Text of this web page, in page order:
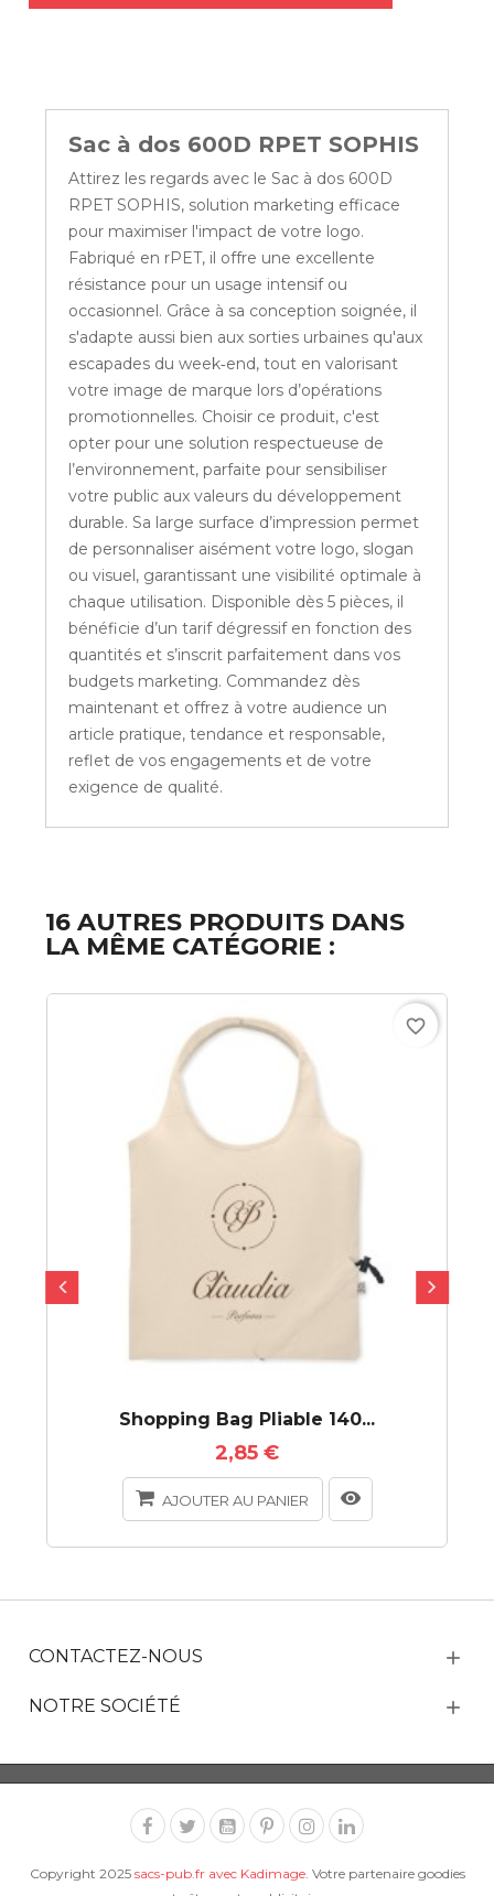
Sac à dos 600D RPET SOPHIS
Attirez les regards avec le Sac à dos 600D
RPET SOPHIS, solution marketing efficace
pour maximiser l'impact de votre logo.
Fabriqué en rPET, il offre une excellente
résistance pour un usage intensif ou
occasionnel. Grâce à sa conception soignée, il
s'adapte aussi bien aux sorties urbaines qu'aux
escapades du week‑end, tout en valorisant
votre image de marque lors d’opérations
promotionnelles. Choisir ce produit, c'est
opter pour une solution respectueuse de
l’environnement, parfaite pour sensibiliser
votre public aux valeurs du développement
durable. Sa large surface d’impression permet
de personnaliser aisément votre logo, slogan
ou visuel, garantissant une visibilité optimale à
chaque utilisation. Disponible dès 5 pièces, il
bénéficie d’un tarif dégressif en fonction des
quantités et s’inscrit parfaitement dans vos
budgets marketing. Commandez dès
maintenant et offrez à votre audience un
article pratique, tendance et responsable,
reflet de vos engagements et de votre
exigence de qualité.
16 AUTRES PRODUITS DANS
LA MÊME CATÉGORIE :
Shopping Bag Pliable 140...
2,85 €
AJOUTER AU PANIER
favorite_border
CONTACTEZ-NOUS
NOTRE SOCIÉTÉ
Copyright 2025 sacs-pub.fr avec Kadimage. Votre partenaire goodies